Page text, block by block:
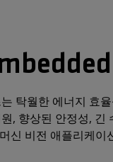
탁월한 에너지 효
, 향상된 안정성,
신 비전 애플리케이